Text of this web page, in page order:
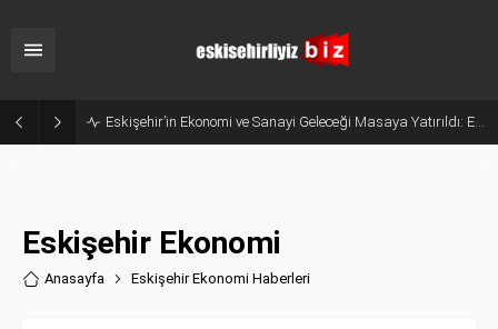
Belçika’dan Eskişehir’e Ticaret Köprüsü: Belediye Başkanı Emir Kır MÜSİAD’ı Ziyaret Etti
Eskişehir Ekonomi
Anasayfa Eskişehir Ekonomi Haberleri